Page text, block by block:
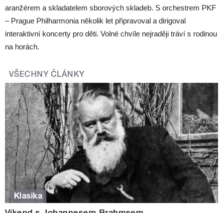
aranžérem a skladatelem sborových skladeb. S orchestrem PKF
– Prague Philharmonia několik let připravoval a dirigoval
interaktivní koncerty pro děti. Volné chvíle nejraději tráví s rodinou
na horách.
VŠECHNY ČLÁNKY
Klasika